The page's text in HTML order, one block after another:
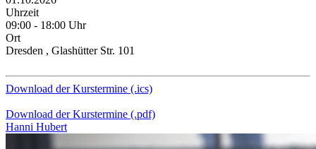
Uhrzeit
09:00 - 18:00 Uhr
Ort
Dresden , Glashütter Str. 101
Download der Kurstermine (.ics)
Download der Kurstermine (.pdf)
Hanni Hubert